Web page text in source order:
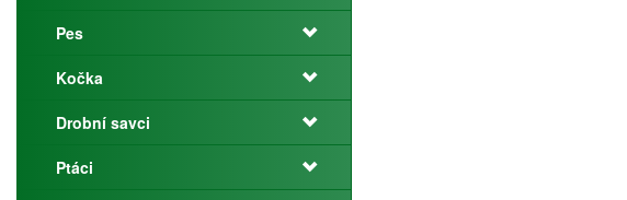
Pes
Kočka
Drobní savci
Ptáci